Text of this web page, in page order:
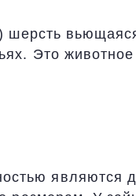
шерсть
Это животное
являются